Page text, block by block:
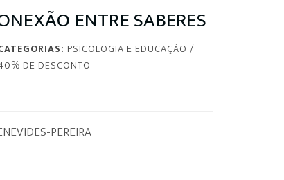
ENTRE SABERES
PSICOLOGIA E EDUCAÇÃO /
DE DESCONTO
PEREIRA